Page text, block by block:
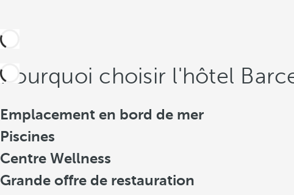
Pourquoi choisir l'hôtel
Emplacement en bord de mer
Piscines
Centre Wellness
Grande offre de restauration